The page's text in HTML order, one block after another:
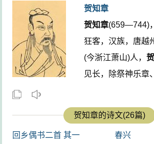
贺知章
贺知章(659—744)
狂客，汉族，唐越
(今浙江萧山)人，
见长，除祭神乐章
景、抒怀之作风格
著名的《咏柳》、
脍炙人口，千古传
《全唐诗》共19首
贺知章的诗文(26篇)
回乡偶书二首 其一
春兴